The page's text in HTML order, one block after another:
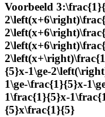
Voorbeeld 3:
{5}x-1\ge-
1\ge-\frac{1}{5}x-
1\frac{1}{5}x-
{5}x\frac{1}{5}